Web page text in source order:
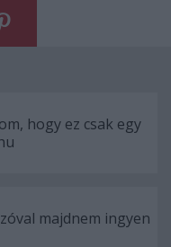
hogy ez csak egy
majdnem ingyen